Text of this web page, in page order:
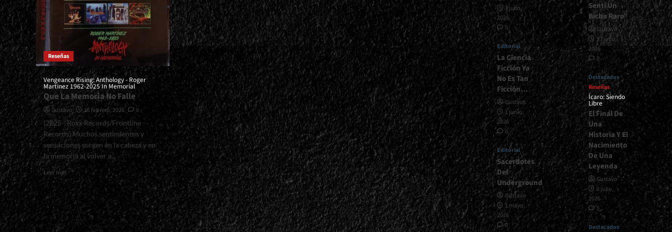
Reseñas
Vengeance Rising: Anthology - Roger
Martinez 1962-2025 In Memorial
Que La Memoria No Falle
Gustavo 16 febrero, 2026
0
(2025 - Roxx Records/Frontline
Records) Muchos sentimientos y
sensaciones surgen en la cabeza y en
la memoria al volver a...
Leer másRead
more
about
<small>Vengeance
Rising:
Anthology
1 julio,
2026
0
Editorial
La Ciencia
Ficción Ya
No Es Tan
Ficción…
Gustavo
1 junio,
2026
0
Editorial
Sacerdotes
Del
Underground
Gustavo
1 mayo,
2026
0
Sentí Un
Bicho Raro”
Gustavo
13 julio,
2026
0
Destacados
Reseñas
Ícaro: Siendo
Libre
El Final De
Una
Historia Y El
Nacimiento
De Una
Leyenda
Gustavo
8 julio,
2026
0
Destacados